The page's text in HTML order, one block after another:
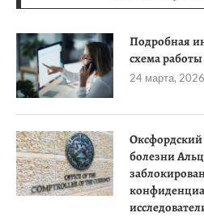
Подробная
схема
24 марта, 2026
болезни